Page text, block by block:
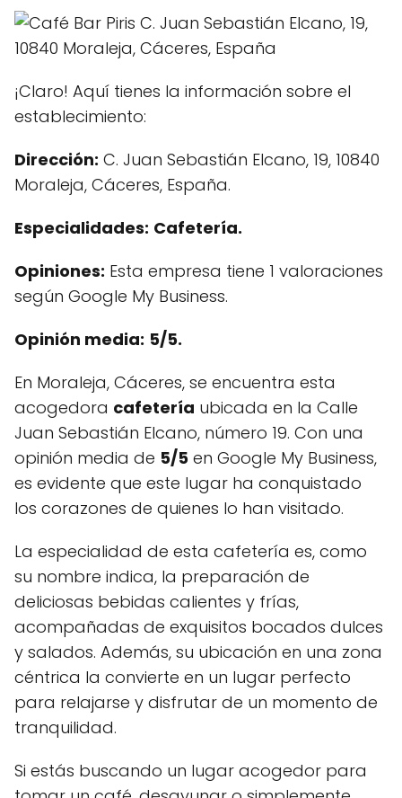
¡Claro! Aquí tienes la información sobre el
establecimiento:
Dirección: C. Juan Sebastián Elcano, 19, 10840
Moraleja, Cáceres, España.
Especialidades: Cafetería.
Opiniones: Esta empresa tiene 1 valoraciones
según Google My Business.
Opinión media: 5/5.
En Moraleja, Cáceres, se encuentra esta
acogedora cafetería ubicada en la Calle
Juan Sebastián Elcano, número 19. Con una
opinión media de 5/5 en Google My Business,
es evidente que este lugar ha conquistado
los corazones de quienes lo han visitado.
La especialidad de esta cafetería es, como
su nombre indica, la preparación de
deliciosas bebidas calientes y frías,
acompañadas de exquisitos bocados dulces
y salados. Además, su ubicación en una zona
céntrica la convierte en un lugar perfecto
para relajarse y disfrutar de un momento de
tranquilidad.
Si estás buscando un lugar acogedor para